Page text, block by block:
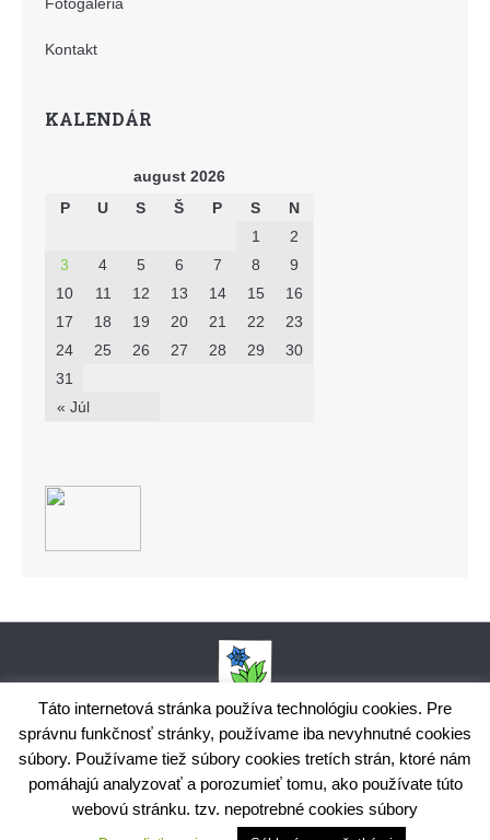
Kontakt
KALENDÁR
august 2026
P
U S Š P S N
« Júl
1
2
3
4 5 6 7 8
9
10
11 12 13 14 15
16
17
18 19 20 21 22
23
24
25 26 27 28 29
30
31
Obecný úrad Bodiná, č. 102, 018 15 Prečín,
+421424398035,www.bodina.eu
IČO: 00 692 522, Prima banka Slovensko, a.s., IBAN: SK25 5600 0000
0029 9178 8001
Ochrana osobných údajov
Táto internetová stránka používa technológiu cookies. Pre
správnu funkčnosť stránky, používame iba nevyhnutné cookies
súbory. Používame tiež súbory cookies tretích strán, ktoré nám
pomáhajú analyzovať a porozumieť tomu, ako používate túto
webovú stránku. tzv. nepotrebné cookies súbory